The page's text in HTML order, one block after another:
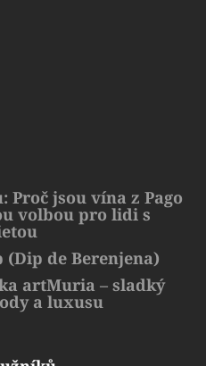
jsou vína z Pago
volbou pro lidi s
de Berenjena)
artMuria – sladký
a luxusu